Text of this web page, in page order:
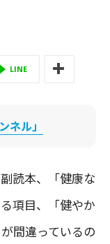
LINE
ネル」
読本、「健康な
項目、「健やか
間違っているの